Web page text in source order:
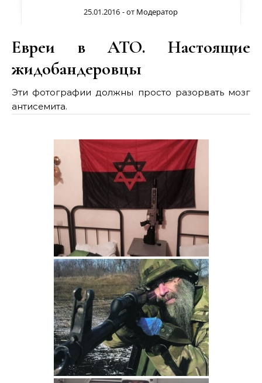
25.01.2016 - от Модератор
Евреи в АТО. Настоящие
жидобандеровцы
Эти фотографии должны просто разорвать мозг
антисемита.